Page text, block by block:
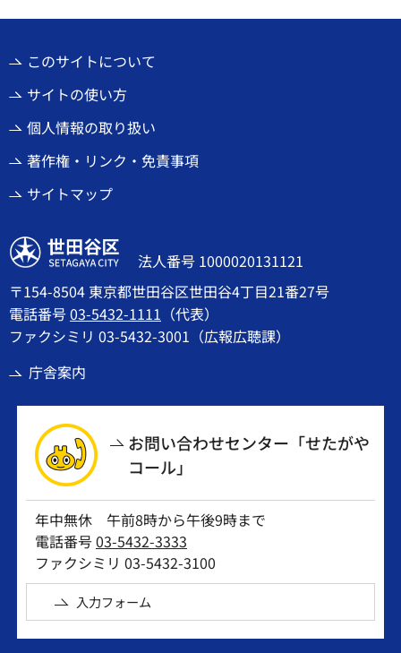
このサイトについて
サイトの使い方
個人情報の取り扱い
著作権・リンク・免責事項
サイトマップ
世田谷区
法人番号 1000020131121
〒154-8504 東京都世田谷区世田谷4丁目21番27号
電話番号03-5432-1111 （代表）
ファクシミリ 03-5432-3001（広報広聴課）
庁舎案内
お問い合わせセンター「せたがや
コール」
年中無休 午前8時から午後9時まで
電話番号03-5432-3333
ファクシミリ 03-5432-3100
入力フォーム